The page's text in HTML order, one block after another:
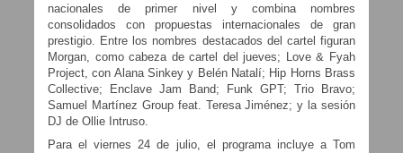
nacionales de primer nivel y combina nombres
consolidados con propuestas internacionales de gran
prestigio. Entre los nombres destacados del cartel figuran
Morgan, como cabeza de cartel del jueves; Love & Fyah
Project, con Alana Sinkey y Belén Natalí; Hip Horns Brass
Collective; Enclave Jam Band; Funk GPT; Trio Bravo;
Samuel Martínez Group feat. Teresa Jiménez; y la sesión
DJ de Ollie Intruso.
Para el viernes 24 de julio, el programa incluye a Tom